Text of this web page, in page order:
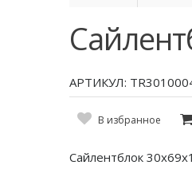
АРТИКУЛ:
В избранное
Сайлентблок